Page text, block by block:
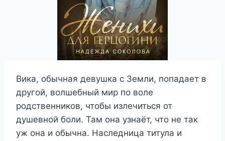
Вика, обычная девушка с Земли, попадает в
другой, волшебный мир по воле
родственников, чтобы излечиться от
душевной боли. Там она узнаёт, что не так
уж она и обычна. Наследница титула и